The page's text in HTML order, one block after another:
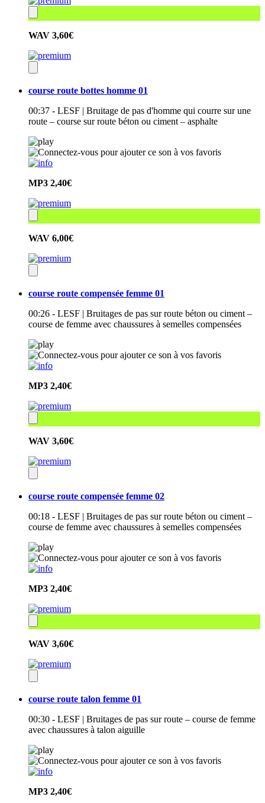
WAV 3,60€
course route bottes homme 01
00:37 - LESF | Bruitage de pas d'homme qui courre sur une
route – course sur route béton ou ciment – asphalte
MP3 2,40€
WAV 6,00€
course route compensée femme 01
00:26 - LESF | Bruitages de pas sur route béton ou ciment –
course de femme avec chaussures à semelles compensées
MP3 2,40€
WAV 3,60€
course route compensée femme 02
00:18 - LESF | Bruitages de pas sur route béton ou ciment –
course de femme avec chaussures à semelles compensées
MP3 2,40€
WAV 3,60€
course route talon femme 01
00:30 - LESF | Bruitages de pas sur route – course de femme
avec chaussures à talon aiguille
MP3 2,40€